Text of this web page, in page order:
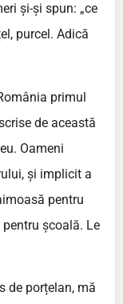
și-și spun: „ce
purcel. Adică
primul
de această
Oameni
și implicit a
pentru
școală. Le
de porțelan, mă